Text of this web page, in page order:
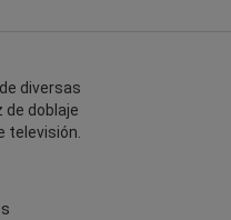
diversas
doblaje
televisión.